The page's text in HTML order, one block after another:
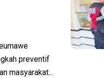
preventif
masyarakat...